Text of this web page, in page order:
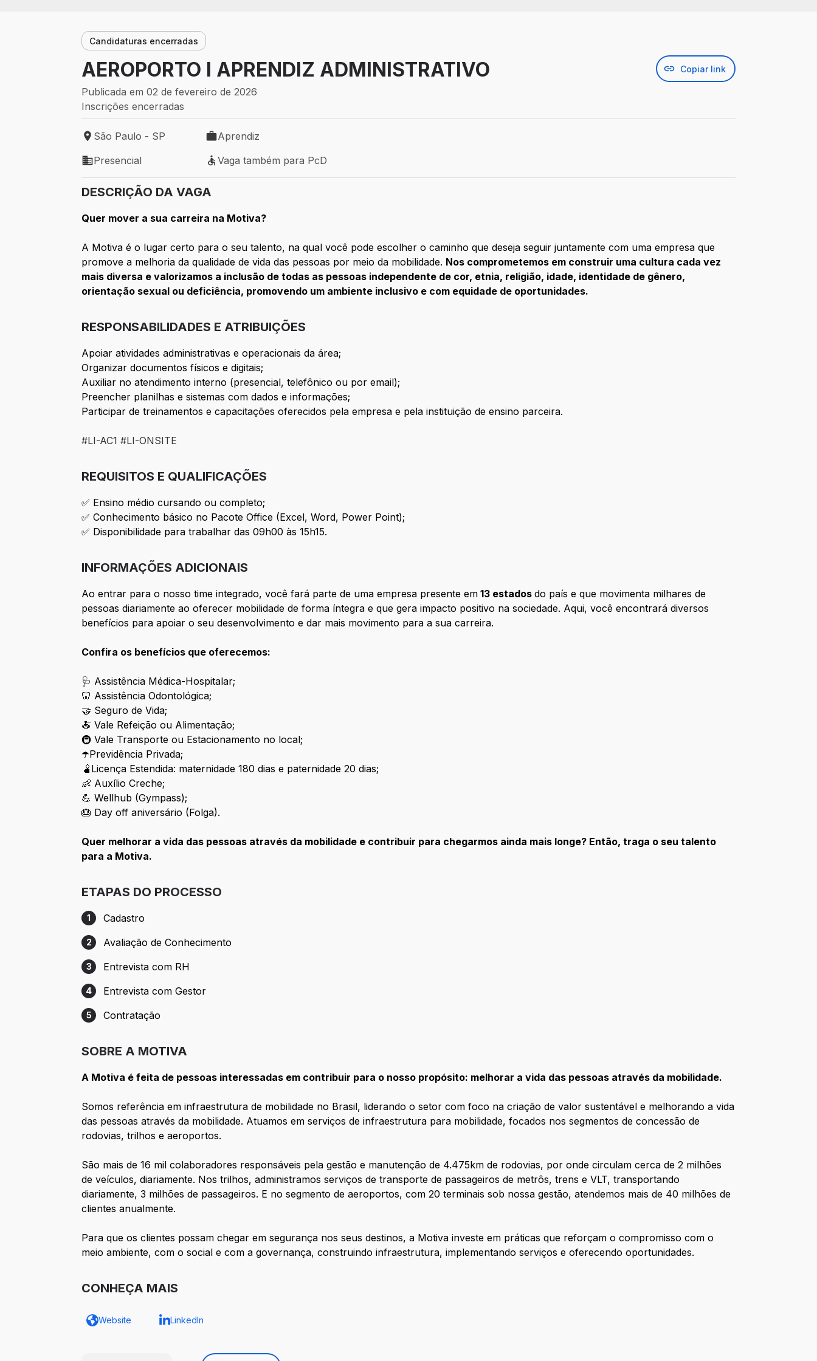
Candidaturas encerradas
AEROPORTO I APRENDIZ ADMINISTRATIVO Copiar link
Publicada em 02 de fevereiro de 2026
Inscrições encerradas
Local de trabalho: São Paulo - SP
São Paulo - SP
Tipo de vaga: Aprendiz
Aprendiz
Modelo de trabalho: Presencial
Presencial
Vaga também para PcD
Vaga também para PcD
DESCRIÇÃO DA VAGA
Quer mover a sua carreira na Motiva?
A Motiva é o lugar certo para o seu talento, na qual você pode escolher o caminho que deseja seguir juntamente com uma empresa que
promove a melhoria da qualidade de vida das pessoas por meio da mobilidade. Nos comprometemos em construir uma cultura cada vez
mais diversa e valorizamos a inclusão de todas as pessoas independente de cor, etnia, religião, idade, identidade de gênero,
orientação sexual ou deficiência, promovendo um ambiente inclusivo e com equidade de oportunidades.
RESPONSABILIDADES E ATRIBUIÇÕES
Apoiar atividades administrativas e operacionais da área;
Organizar documentos físicos e digitais;
Auxiliar no atendimento interno (presencial, telefônico ou por email);
Preencher planilhas e sistemas com dados e informações;
Participar de treinamentos e capacitações oferecidos pela empresa e pela instituição de ensino parceira.
#LI-AC1 #LI-ONSITE
REQUISITOS E QUALIFICAÇÕES
✅ Ensino médio cursando ou completo;
✅ Conhecimento básico no Pacote Office (Excel, Word, Power Point);
✅ Disponibilidade para trabalhar das 09h00 às 15h15.
INFORMAÇÕES ADICIONAIS
Ao entrar para o nosso time integrado, você fará parte de uma empresa presente em 13 estadosdo país e que movimenta milhares de
pessoas diariamente ao oferecer mobilidade de forma íntegra e que gera impacto positivo na sociedade. Aqui, você encontrará diversos
benefícios para apoiar o seu desenvolvimento e dar mais movimento para a sua carreira.
Confira os benefícios que oferecemos:
🩺 Assistência Médica-Hospitalar;
🦷 Assistência Odontológica;
🤝 Seguro de Vida;
🍝 Vale Refeição ou Alimentação;
🚇 Vale Transporte ou Estacionamento no local;
☂️Previdência Privada;
🫄Licença Estendida: maternidade 180 dias e paternidade 20 dias;
👶 Auxílio Creche;
💪 Wellhub (Gympass);
🎂 Day off aniversário (Folga).
Quer melhorar a vida das pessoas através da mobilidade e contribuir para chegarmos ainda mais longe? Então, traga o seu talento
para a Motiva.
ETAPAS DO PROCESSO
Etapa 1: Cadastro
1 Cadastro
Etapa 2: Avaliação de Conhecimento
2 Avaliação de Conhecimento
Etapa 3: Entrevista com RH
3 Entrevista com RH
Etapa 4: Entrevista com Gestor
4 Entrevista com Gestor
Etapa 5: Contratação
5 Contratação
SOBRE A MOTIVA
A Motiva é feita de pessoas interessadas em contribuir para o nosso propósito: melhorar a vida das pessoas através da mobilidade.
Somos referência em infraestrutura de mobilidade no Brasil, liderando o setor com foco na criação de valor sustentável e melhorando a vida
das pessoas através da mobilidade. Atuamos em serviços de infraestrutura para mobilidade, focados nos segmentos de concessão de
rodovias, trilhos e aeroportos.
São mais de 16 mil colaboradores responsáveis pela gestão e manutenção de 4.475km de rodovias, por onde circulam cerca de 2 milhões
de veículos, diariamente. Nos trilhos, administramos serviços de transporte de passageiros de metrôs, trens e VLT, transportando
diariamente, 3 milhões de passageiros. E no segmento de aeroportos, com 20 terminais sob nossa gestão, atendemos mais de 40 milhões de
clientes anualmente.
Para que os clientes possam chegar em segurança nos seus destinos, a Motiva investe em práticas que reforçam o compromisso com o
meio ambiente, com o social e com a governança, construindo infraestrutura, implementando serviços e oferecendo oportunidades.
CONHEÇA MAIS
Website LinkedIn